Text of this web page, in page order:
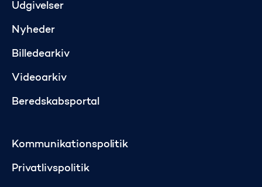
Udgivelser
Nyheder
Billedearkiv
Videoarkiv
Beredskabsportal
Kommunikationspolitik
Privatlivspolitik